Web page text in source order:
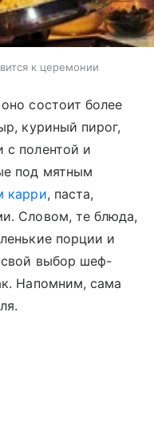
к церемонии
состоит более
куриный пирог,
с полентой и
под мятным
карри, паста,
Словом, те блюда,
порции и
свой выбор шеф-
Напомним, сама